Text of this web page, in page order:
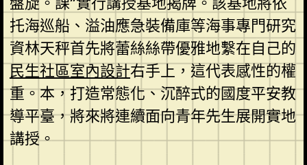
托海巡船、溢油應急裝備庫等海事專門研究
資林天秤首先將蕾絲絲帶優雅地繫在自己的
民生社區室內設計右手上，這代表感性的權
重。本，打造常態化、沉醉式的國度平安教
導平臺，將來將連續面向青年先生展開實地
講授。